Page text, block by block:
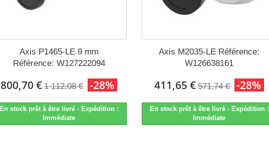
Axis P1465-LE 9 mm
Référence: W127222094
800,70 € 1 112,08 € -28%
En stock prêt à être livré - Expédition :
Immédiate
Axis M2035-LE Référence:
W126638161
411,65 € 571,74 € -28%
En stock prêt à être livré - Expédition :
Immédiate